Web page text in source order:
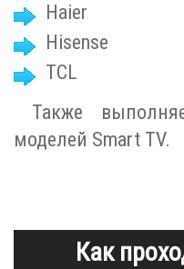
Haier
Hisense
TCL
Также
моделей Smart TV.
Как